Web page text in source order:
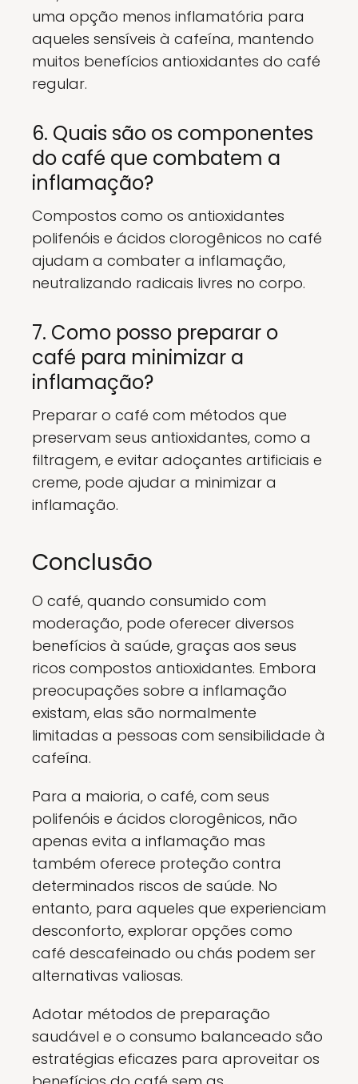
uma opção menos inflamatória para
aqueles sensíveis à cafeína, mantendo
muitos benefícios antioxidantes do café
regular.
6. Quais são os componentes
do café que combatem a
inflamação?
Compostos como os antioxidantes
polifenóis e ácidos clorogênicos no café
ajudam a combater a inflamação,
neutralizando radicais livres no corpo.
7. Como posso preparar o
café para minimizar a
inflamação?
Preparar o café com métodos que
preservam seus antioxidantes, como a
filtragem, e evitar adoçantes artificiais e
creme, pode ajudar a minimizar a
inflamação.
Conclusão
O café, quando consumido com
moderação, pode oferecer diversos
benefícios à saúde, graças aos seus
ricos compostos antioxidantes. Embora
preocupações sobre a inflamação
existam, elas são normalmente
limitadas a pessoas com sensibilidade à
cafeína.
Para a maioria, o café, com seus
polifenóis e ácidos clorogênicos, não
apenas evita a inflamação mas
também oferece proteção contra
determinados riscos de saúde. No
entanto, para aqueles que experienciam
desconforto, explorar opções como
café descafeinado ou chás podem ser
alternativas valiosas.
Adotar métodos de preparação
saudável e o consumo balanceado são
estratégias eficazes para aproveitar os